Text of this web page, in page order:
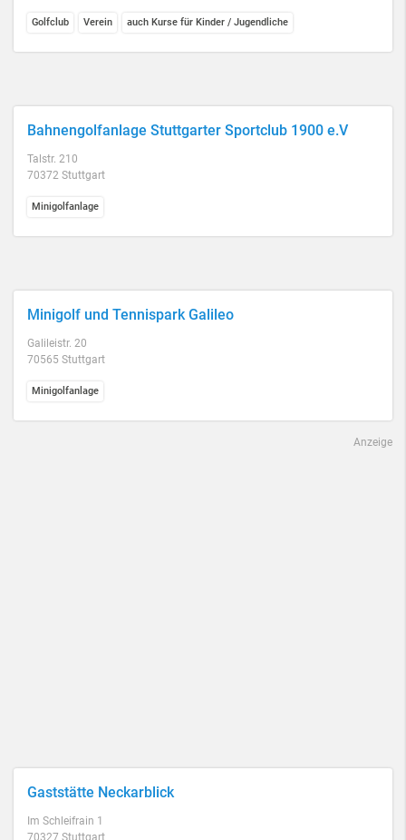
Golfclub Verein auch Kurse für Kinder / Jugendliche
Bahnengolfanlage Stuttgarter Sportclub 1900 e.V
Talstr. 210
70372 Stuttgart
Minigolfanlage
Minigolf und Tennispark Galileo
Galileistr. 20
70565 Stuttgart
Minigolfanlage
Anzeige
Gaststätte Neckarblick
Im Schleifrain 1
70327 Stuttgart